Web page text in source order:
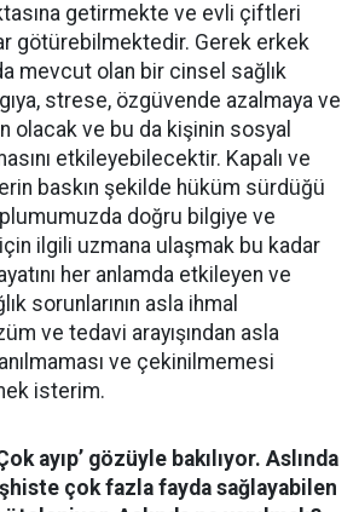
getirmekte ve evli çiftleri
götürebilmektedir. Gerek erkek
mevcut olan bir cinsel sağlık
strese, özgüvende azalmaya ve
olacak ve bu da kişinin sosyal
etkileyebilecektir. Kapalı ve
baskın şekilde hüküm sürdüğü
doğru bilgiye ve
ilgili uzmana ulaşmak bu kadar
her anlamda etkileyen ve
sorunlarının asla ihmal
ve tedavi arayışından asla
ve çekinilmemesi
isterim.
ayıp’ gözüyle bakılıyor. Aslında
çok fazla fayda sağlayabilen